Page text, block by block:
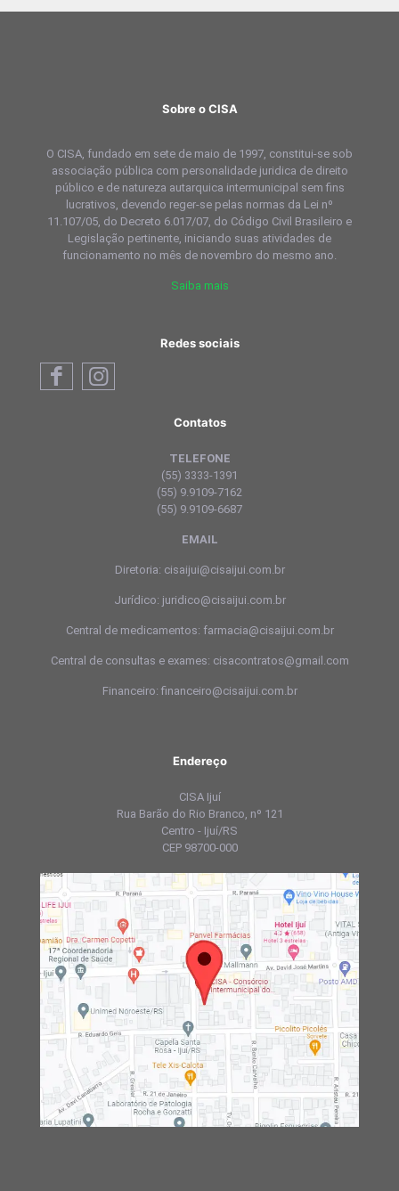
Sobre o CISA
O CISA, fundado em sete de maio de 1997, constitui-se sob
associação pública com personalidade juridica de direito
público e de natureza autarquica intermunicipal sem fins
lucrativos, devendo reger-se pelas normas da Lei nº
11.107/05, do Decreto 6.017/07, do Código Civil Brasileiro e
Legislação pertinente, iniciando suas atividades de
funcionamento no mês de novembro do mesmo ano.
Saiba mais
Redes sociais
Contatos
TELEFONE
(55) 3333-1391
(55) 9.9109-7162
(55) 9.9109-6687
EMAIL
Diretoria: cisaijui@cisaijui.com.br
Jurídico: juridico@cisaijui.com.br
Central de medicamentos: farmacia@cisaijui.com.br
Central de consultas e exames: cisacontratos@gmail.com
Financeiro: financeiro@cisaijui.com.br
Endereço
CISA Ijuí
Rua Barão do Rio Branco, nº 121
Centro - Ijuí/RS
CEP 98700-000